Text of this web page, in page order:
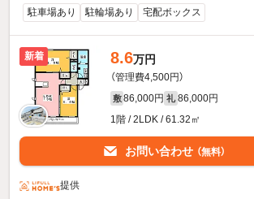
駐車場あり 駐輪場あり 宅配ボックス
新着 8.6万円
（管理費4,500円）
敷 86,000円 礼 86,000円
1階 / 2LDK / 61.32㎡
お問い合わせ （無料）
提供